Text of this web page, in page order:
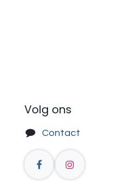
Volg ons
Contact